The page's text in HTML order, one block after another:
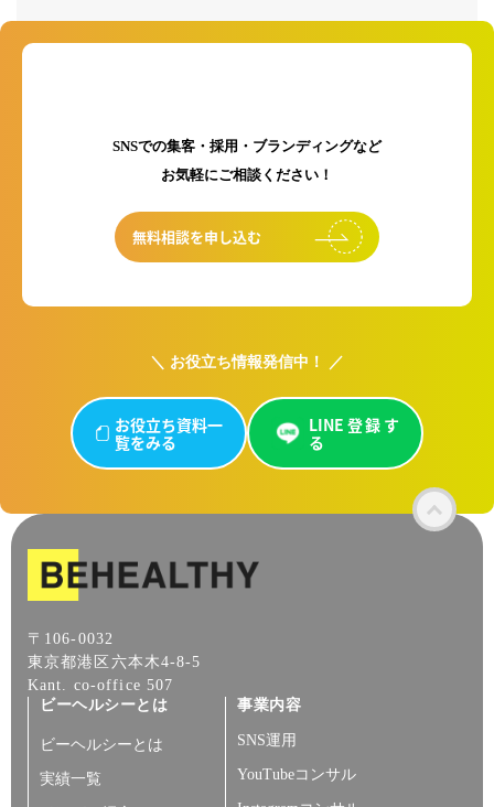
SNSでの集客・採用・ブランディングなど
お気軽にご相談ください！
無料相談を申し込む
＼ お役立ち情報発信中！ ／
お役立ち資料一
覧をみる
LINE登録す
る
〒106-0032
東京都港区六本木4-8-5
Kant. co-office 507
ビーヘルシーとは
ビーヘルシーとは
実績一覧
事業内容
SNS運用
YouTubeコンサル